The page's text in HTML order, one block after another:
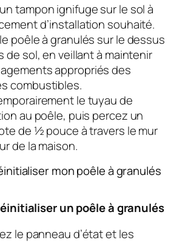
tampon ignifuge sur le sol à
d’installation souhaité.
poêle à granulés sur le dessus
de sol, en veillant à maintenir
appropriés des
combustibles.
le tuyau de
au poêle, puis percez un
de ½ pouce à travers le mur
de la maison.
mon poêle à granulés
un poêle à granulés
le panneau d’état et les